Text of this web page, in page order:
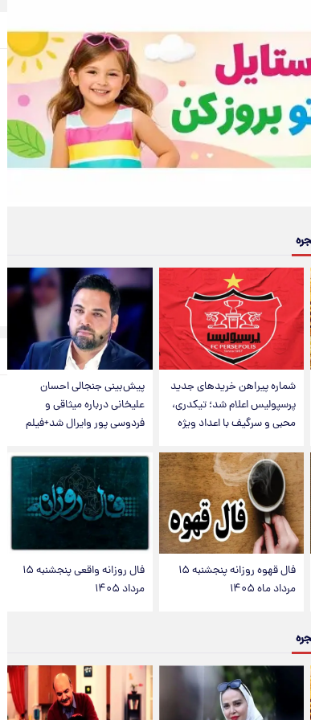
شماره پیراهن خریدهای جدید
پرسپولیس اعلام شد؛ تیکدری،
محبی و سرگیف با اعداد ویژه
پیش‌بینی جنجالی احسان
علیخانی درباره میثاقی و
فردوسی پور وایرال شد+فیلم
فال قهوه روزانه پنجشنبه ۱۵
مرداد ماه ۱۴۰۵
فال روزانه واقعی پنجشنبه ۱۵
مرداد ۱۴۰۵